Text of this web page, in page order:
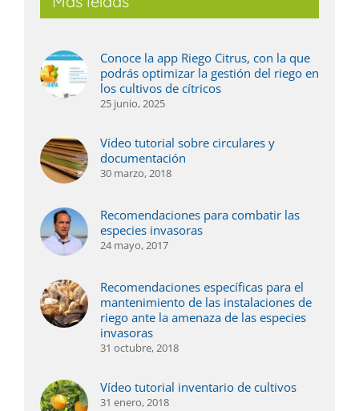
Conoce la app Riego Citrus, con la que
podrás optimizar la gestión del riego en
los cultivos de cítricos
25 junio, 2025
Vídeo tutorial sobre circulares y
documentación
30 marzo, 2018
Recomendaciones para combatir las
especies invasoras
24 mayo, 2017
Recomendaciones específicas para el
mantenimiento de las instalaciones de
riego ante la amenaza de las especies
invasoras
31 octubre, 2018
Vídeo tutorial inventario de cultivos
31 enero, 2018